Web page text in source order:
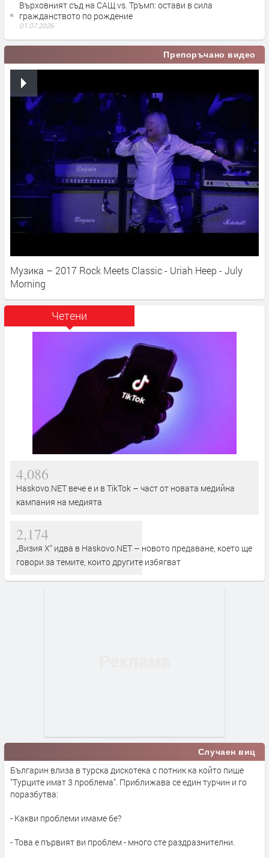
Върховният съд на САЩ vs. Тръмп: остави в сила
гражданството по рождение
01.07.2026
Препоръчано видео
Музика – 2017 Rock Meets Classic - Uriah Heep - July
Morning
Четени
4,086
Haskovo.NET вече е и в TikTok – част от новата медийна
кампания на медията
2,174
„Визия Х“ идва в Haskovo.NET – новото предаване, което ще
говори за темите, които другите избягват
Случаен виц
Българин влиза в турска дискотека с потник ка който пише
"Турците имат 3 проблема". Приближава се един турчин и го
поразбутва:
- Какви проблеми имаме бе?
- Това е първият ви проблем - много сте раздразнителни.